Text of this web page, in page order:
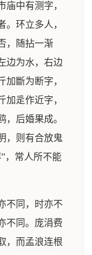
庙中有测字，
。环立多人，
，随拈一渐
边为水，右边
加斷为断字，
加辵作近字，
，后婚果成。
，则有合放鬼
，常人所不能
不同，时亦不
不同。庞涓费
，而孟浪连根